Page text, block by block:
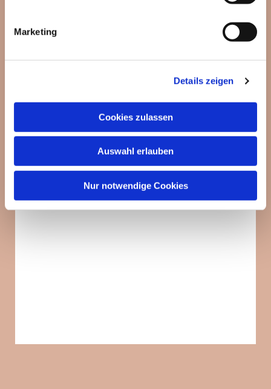
Marketing
Details zeigen
Cookies zulassen
Auswahl erlauben
Nur notwendige Cookies